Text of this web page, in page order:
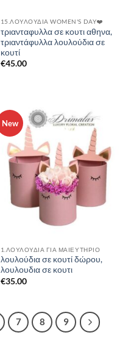
15.ΛΟΥΛΟΎΔΙΑ WOMEN'S DAY❤️
τριανταφυλλα σε κουτι αθηνα,
τριαντάφυλλα λουλούδια σε
κουτί
€45.00
New
1.ΛΟΥΛΟΥΔΙΑ ΓΙΑ ΜΑΙΕΥΤΗΡΙΟ
λουλούδια σε κουτί δώρου,
λουλουδια σε κουτι
€35.00
7 8 9